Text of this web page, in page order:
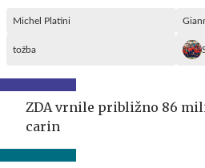
Michel Platini
tožba
ZDA vrnile približno 86
carin